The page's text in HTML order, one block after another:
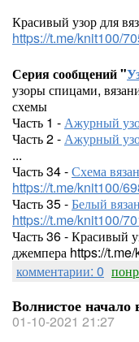
Красивый узор для
https://t.me/knit100/
Серия сообщений "
узоры спицами,
схемы
Часть 1 -Ажурный
Часть 2 -Ажурный
...
Часть 34 -Схема
https://t.me/knit100/
Часть 35 -Белый
https://t.me/knit100/
Часть 36 - Красивый
джемпера https://
комментарии: 0
Волнистое начало
01-10-2021 21:27